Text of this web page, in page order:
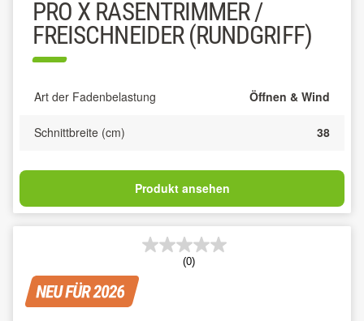
PRO X RASENTRIMMER /
FREISCHNEIDER (RUNDGRIFF)
Art der Fadenbelastung Öffnen & Wind
Schnittbreite (cm) 38
Produkt ansehen
(0)